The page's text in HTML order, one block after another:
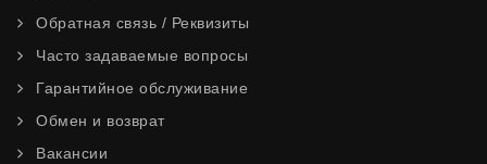
Обратная связь / Реквизиты
Часто задаваемые вопросы
Гарантийное обслуживание
Обмен и возврат
Вакансии